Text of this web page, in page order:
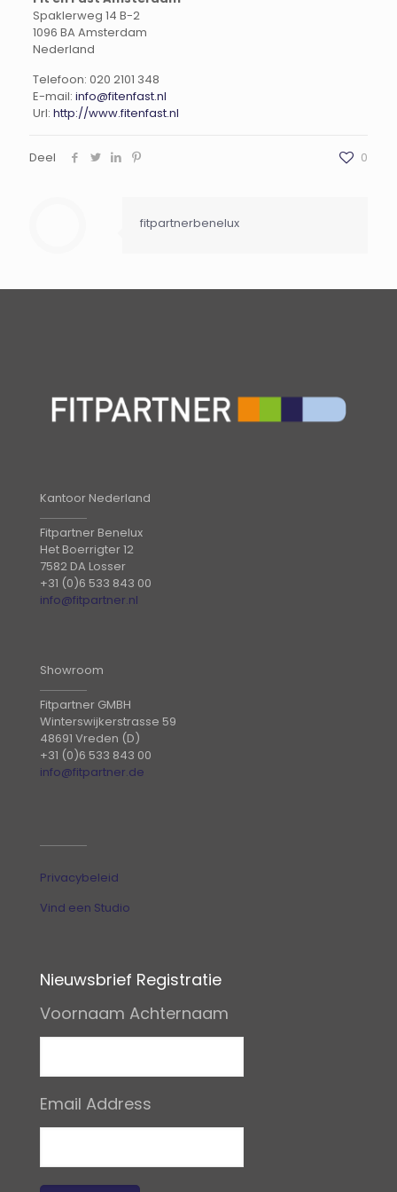
Spaklerweg 14 B-2
1096 BA Amsterdam
Nederland
Telefoon: 020 2101 348
E-mail: info@fitenfast.nl
Url: http://www.fitenfast.nl
Deel 0
fitpartnerbenelux
Kantoor Nederland
Fitpartner Benelux
Het Boerrigter 12
7582 DA Losser
+31 (0)6 533 843 00
info@fitpartner.nl
Showroom
Fitpartner GMBH
Winterswijkerstrasse 59
48691 Vreden (D)
+31 (0)6 533 843 00
info@fitpartner.de
Privacybeleid
Vind een Studio
Nieuwsbrief Registratie
Voornaam Achternaam
Email Address